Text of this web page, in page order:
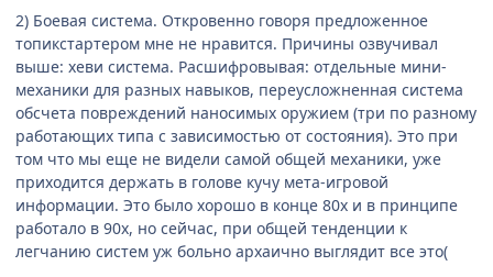
2) Боевая система. Откровенно говоря предложенное
топикстартером мне не нравится. Причины озвучивал
выше: хеви система. Расшифровывая: отдельные мини-
механики для разных навыков, переусложненная система
обсчета повреждений наносимых оружием (три по разному
работающих типа с зависимостью от состояния). Это при
том что мы еще не видели самой общей механики, уже
приходится держать в голове кучу мета-игровой
информации. Это было хорошо в конце 80х и в принципе
работало в 90х, но сейчас, при общей тенденции к
легчанию систем уж больно архаично выглядит все это(